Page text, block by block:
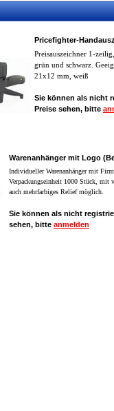
Pricefighter-
Preisauszeichner 1-
grün und schwarz.
21x12 mm, weiß
Sie können als nicht
Preise sehen, bitte
Warenanhänger mit Logo
Individueller Warenanhänger mit
Verpackungseinheit 1000 Stück, mit
auch mehrfarbiges Relief möglich.
Sie können als nicht
sehen, bitte anmelden